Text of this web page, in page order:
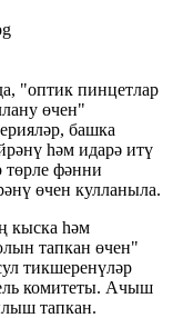
"оптик пинцетлар
өчен"
башка
һәм идарә итү
төрле фәнни
өчен кулланыла.
кыска һәм
тапкан өчен"
тикшеренүләр
комитеты. Ачыш
тапкан.